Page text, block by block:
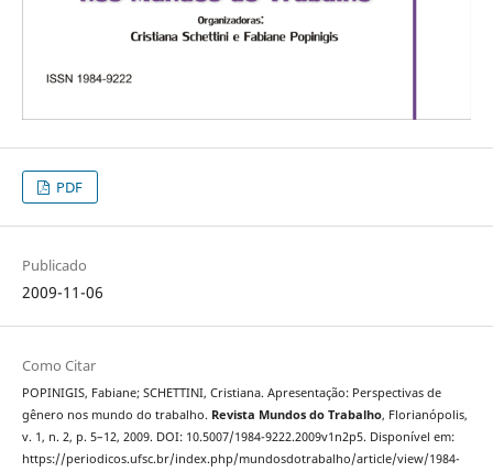
PDF
Publicado
2009-11-06
Como Citar
POPINIGIS, Fabiane; SCHETTINI, Cristiana. Apresentação: Perspectivas de
gênero nos mundo do trabalho. Revista Mundos do Trabalho, Florianópolis,
v. 1, n. 2, p. 5–12, 2009. DOI: 10.5007/1984-9222.2009v1n2p5. Disponível em:
https://periodicos.ufsc.br/index.php/mundosdotrabalho/article/view/1984-